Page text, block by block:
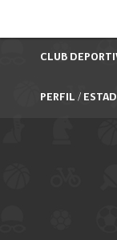
CLUB
PERFIL /